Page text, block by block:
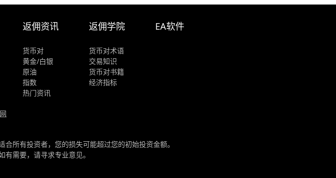
返佣资讯
货币对
黄金/白银
原油
指数
热门资讯
返佣学院
货币对术语
交易知识
货币对书籍
经济指标
EA软件
所有投资者，您的损失可能超过您的初始投资金额。
需要，请寻求专业意见。